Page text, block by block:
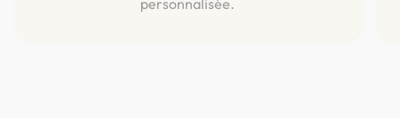
personnalisée.